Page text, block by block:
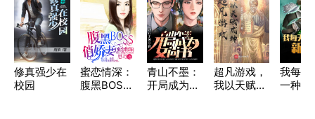
修真强少在
校园
蜜恋情深：
腹黑BOSS
青山不墨：
开局成为女
超凡游戏，
我以天赋成
我每天
一种新